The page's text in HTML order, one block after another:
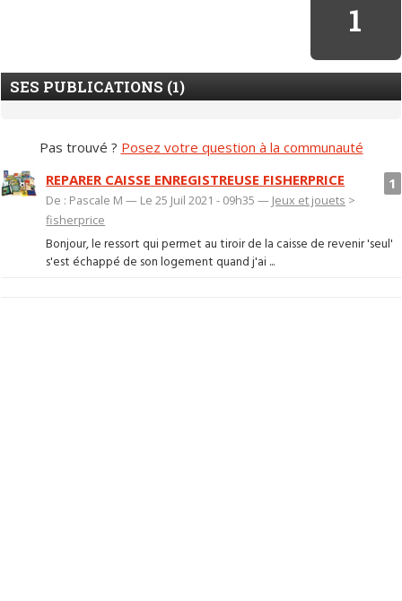
1
SES PUBLICATIONS (1)
Pas trouvé ? Posez votre question à la communauté
1
REPARER CAISSE ENREGISTREUSE FISHERPRICE
De : Pascale M — Le 25 Juil 2021 - 09h35 — Jeux et jouets >
fisherprice
Bonjour, le ressort qui permet au tiroir de la caisse de revenir 'seul'
s'est échappé de son logement quand j'ai ...